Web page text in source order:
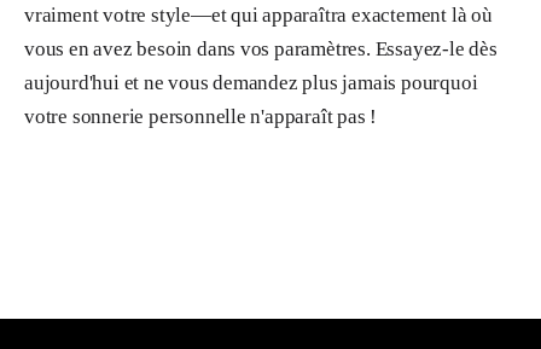
vraiment votre style—et qui apparaîtra exactement là où
vous en avez besoin dans vos paramètres. Essayez-le dès
aujourd'hui et ne vous demandez plus jamais pourquoi
votre sonnerie personnelle n'apparaît pas !